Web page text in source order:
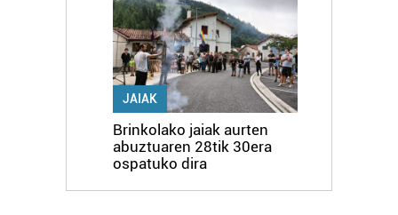
JAIAK
Brinkolako jaiak aurten
abuztuaren 28tik 30era
ospatuko dira